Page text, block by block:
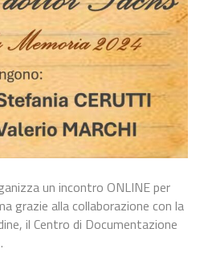
un incontro ONLINE per
grazie alla collaborazione con la
il Centro di Documentazione